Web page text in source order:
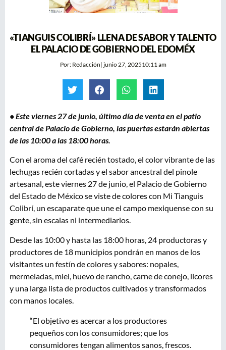
«TIANGUIS COLIBRÍ» LLENA DE SABOR Y TALENTO
EL PALACIO DE GOBIERNO DEL EDOMÉX
Por:Redacción| junio 27, 202510:11 am
• Este viernes 27 de junio, último día de venta en el patio
central de Palacio de Gobierno, las puertas estarán abiertas
de las 10:00 a las 18:00 horas.
Con el aroma del café recién tostado, el color vibrante de las
lechugas recién cortadas y el sabor ancestral del pinole
artesanal, este viernes 27 de junio, el Palacio de Gobierno
del Estado de México se viste de colores con Mi Tianguis
Colibrí, un escaparate que une el campo mexiquense con su
gente, sin escalas ni intermediarios.
Desde las 10:00 y hasta las 18:00 horas, 24 productoras y
productores de 18 municipios pondrán en manos de los
visitantes un festín de colores y sabores: nopales,
mermeladas, miel, huevo de rancho, carne de conejo, licores
y una larga lista de productos cultivados y transformados
con manos locales.
“El objetivo es acercar a los productores
pequeños con los consumidores; que los
consumidores tengan alimentos sanos, frescos.